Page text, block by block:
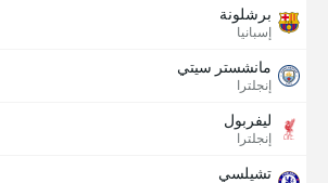
برشلونة
إسبانيا
مانشستر سيتي
إنجلترا
ليفربول
إنجلترا
تشيلسي